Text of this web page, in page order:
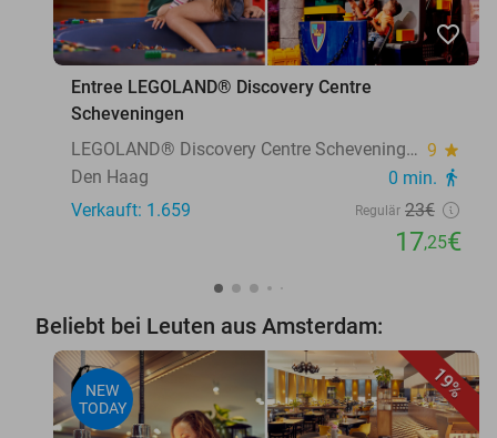
favorite_border
Entree LEGOLAND® Discovery Centre
Scheveningen
LEGOLAND® Discovery Centre Scheveningen 9 star
Den Haag 0 min. directions_walk
Verkauft: 1.659 Regulär 23€
17,25€
Beliebt bei Leuten aus Amsterdam:
19%
NEW
TODAY